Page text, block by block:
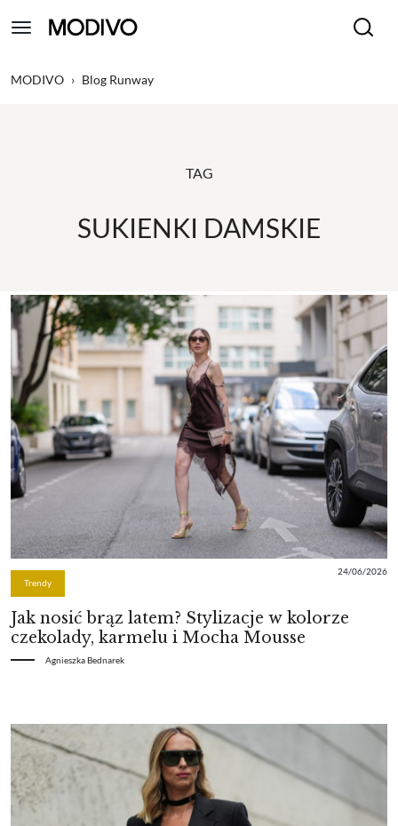
MODIVO › Blog Runway
TAG
SUKIENKI DAMSKIE
Trendy
24/06/2026
Jak nosić brąz latem? Stylizacje w kolorze
czekolady, karmelu i Mocha Mousse
Agnieszka Bednarek